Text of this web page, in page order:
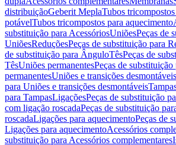
distribuiçãoGeberit MeplaTubos tricompostos
potávelTubos tricompostos para aquecimento
substituição para AcessóriosUniõesPeças de
UniõesReduçõesPeças de substituição para
de substituição para ÂnguloTêsPeças de
TêsUniões permanentesPeças de
permanentesUniões e transições desmontáveis
para Uniões e transições desmontáveis
para TampasLigaçõesPeças de substituição
com ligação roscadaPeças de substituição
roscadaLigações para aquecimentoPeças de
Ligações para aquecimentoAcessórios
substituição para Acessórios complementares